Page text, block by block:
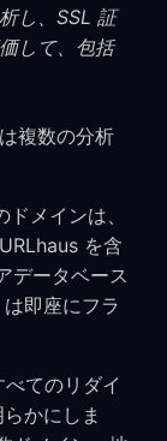
し、SSL 証
して、包括
複数の分析
ドメインは、
を含
データベース
即座にフラ
てのリダイ
かにしま